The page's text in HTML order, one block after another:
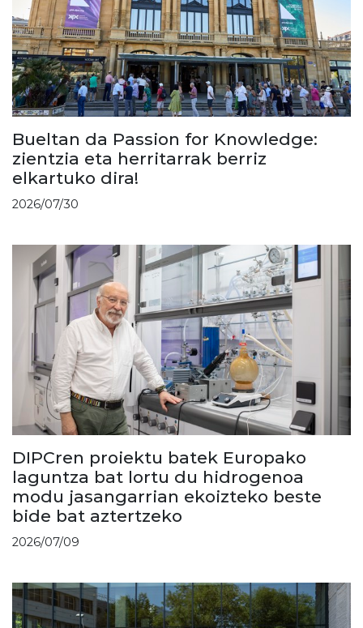
Bueltan da Passion for Knowledge:
zientzia eta herritarrak berriz
elkartuko dira!
2026/07/30
DIPCren proiektu batek Europako
laguntza bat lortu du hidrogenoa
modu jasangarrian ekoizteko beste
bide bat aztertzeko
2026/07/09